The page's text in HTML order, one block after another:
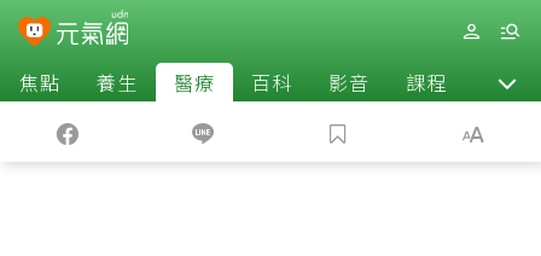
焦點 養生 醫療 百科 影音 課程 退休